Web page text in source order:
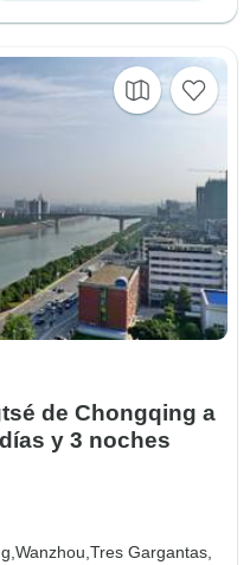
de Chongqing a
y 3 noches
Wanzhou,Tres Gargantas,